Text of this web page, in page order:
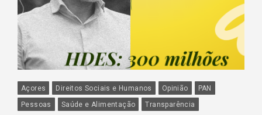
Açores Direitos Sociais e Humanos Opinião
PAN
Pessoas
Saúde e Alimentação Transparência